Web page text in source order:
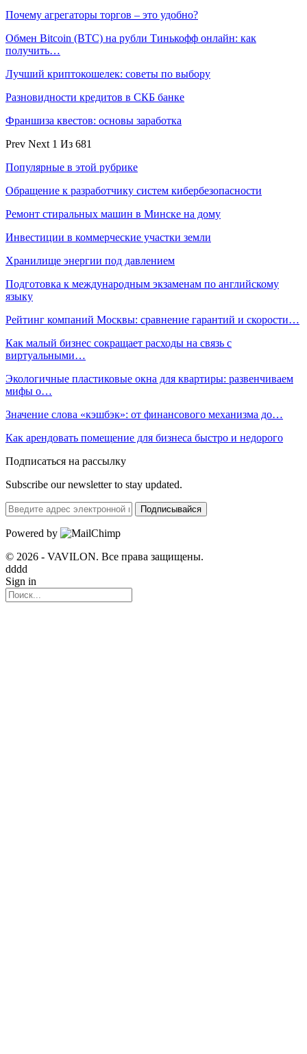
Почему агрегаторы торгов – это удобно?
Обмен Bitcoin (BTC) на рубли Тинькофф онлайн: как
получить…
Лучший криптокошелек: советы по выбору
Разновидности кредитов в СКБ банке
Франшиза квестов: основы заработка
Prev Next 1 Из 681
Популярные в этой рубрике
Обращение к разработчику систем кибербезопасности
Ремонт стиральных машин в Минске на дому
Инвестиции в коммерческие участки земли
Хранилище энергии под давлением
Подготовка к международным экзаменам по английскому
языку
Рейтинг компаний Москвы: сравнение гарантий и скорости…
Как малый бизнес сокращает расходы на связь с
виртуальными…
Экологичные пластиковые окна для квартиры: развенчиваем
мифы о…
Значение слова «кэшбэк»: от финансового механизма до…
Как арендовать помещение для бизнеса быстро и недорого
Подписаться на рассылку
Subscribe our newsletter to stay updated.
Подписывайся
Powered by
© 2026 - VAVILON. Все права защищены.
dddd
Sign in